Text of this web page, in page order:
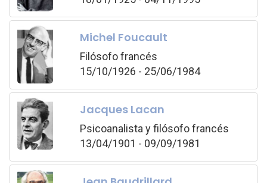
Michel Foucault
Filósofo francés
15/10/1926 - 25/06/1984
Jacques Lacan
Psicoanalista y filósofo francés
13/04/1901 - 09/09/1981